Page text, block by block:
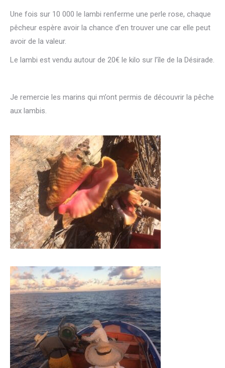
Une fois sur 10 000 le lambi renferme une perle rose, chaque
pêcheur espère avoir la chance d’en trouver une car elle peut
avoir de la valeur.
Le lambi est vendu autour de 20€ le kilo sur l’île de la Désirade.
Je remercie les marins qui m’ont permis de découvrir la pêche
aux lambis.